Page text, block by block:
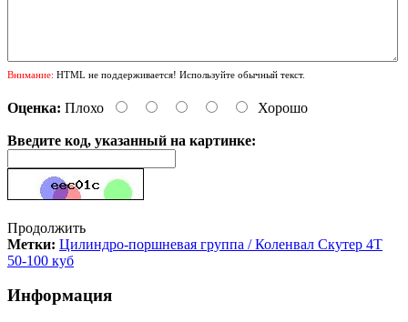
Внимание: HTML не поддерживается! Используйте обычный текст.
Оценка: Плохо Хорошо
Введите код, указанный на картинке:
Продолжить
Метки: Цилиндро-поршневая группа / Коленвал Скутер 4Т
50-100 куб
Информация